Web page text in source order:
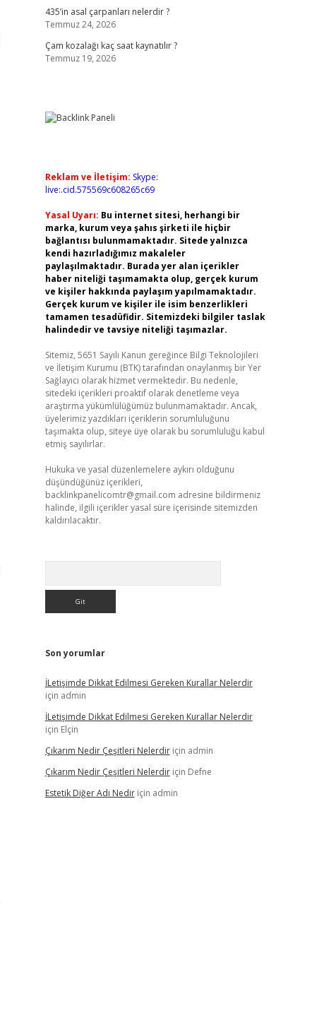
435’in asal çarpanları nelerdir ?
Temmuz 24, 2026
Çam kozalağı kaç saat kaynatılır ?
Temmuz 19, 2026
Reklam ve İletişim: Skype:
live:.cid.575569c608265c69
Yasal Uyarı: Bu internet sitesi, herhangi bir
marka, kurum veya şahıs şirketi ile hiçbir
bağlantısı bulunmamaktadır. Sitede yalnızca
kendi hazırladığımız makaleler
paylaşılmaktadır. Burada yer alan içerikler
haber niteliği taşımamakta olup, gerçek kurum
ve kişiler hakkında paylaşım yapılmamaktadır.
Gerçek kurum ve kişiler ile isim benzerlikleri
tamamen tesadüfidir. Sitemizdeki bilgiler taslak
halindedir ve tavsiye niteliği taşımazlar.
Sitemiz, 5651 Sayılı Kanun gereğince Bilgi Teknolojileri
ve İletişim Kurumu (BTK) tarafından onaylanmış bir Yer
Sağlayıcı olarak hizmet vermektedir. Bu nedenle,
sitedeki içerikleri proaktif olarak denetleme veya
araştırma yükümlülüğümüz bulunmamaktadır. Ancak,
üyelerimiz yazdıkları içeriklerin sorumluluğunu
taşımakta olup, siteye üye olarak bu sorumluluğu kabul
etmiş sayılırlar.
Hukuka ve yasal düzenlemelere aykırı olduğunu
düşündüğünüz içerikleri,
backlinkpanelicomtr@gmail.com adresine bildirmeniz
halinde, ilgili içerikler yasal süre içerisinde sitemizden
kaldırılacaktır.
Son yorumlar
İLetişimde Dikkat Edilmesi Gereken Kurallar Nelerdir
için admin
İLetişimde Dikkat Edilmesi Gereken Kurallar Nelerdir
için Elçin
Çıkarım Nedir Çeşitleri Nelerdiriçin admin
Çıkarım Nedir Çeşitleri Nelerdiriçin Defne
Estetik Diğer Adı Nediriçin admin